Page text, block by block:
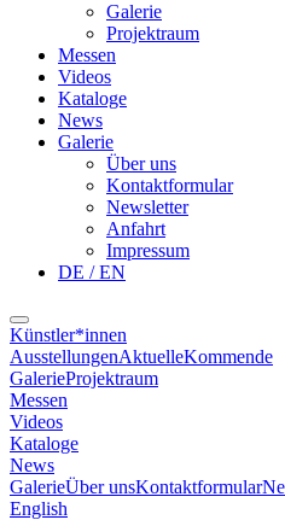
Galerie
Projektraum
Messen
Videos
Kataloge
News
Galerie
Über uns
Kontaktformular
Newsletter
Anfahrt
Impressum
DE / EN
Künstler*innen
AusstellungenAktuelleKommende
GalerieProjektraum
Messen
Videos
Kataloge
News
GalerieÜber unsKontaktformular
English